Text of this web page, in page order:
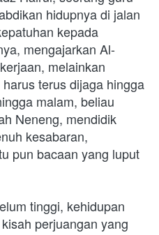
hidupnya di jalan
kepada
mengajarkan Al-
melainkan
terus dijaga hingga
malam, beliau
Neneng, mendidik
kesabaran,
pun bacaan yang luput
tinggi, kehidupan
perjuangan yang